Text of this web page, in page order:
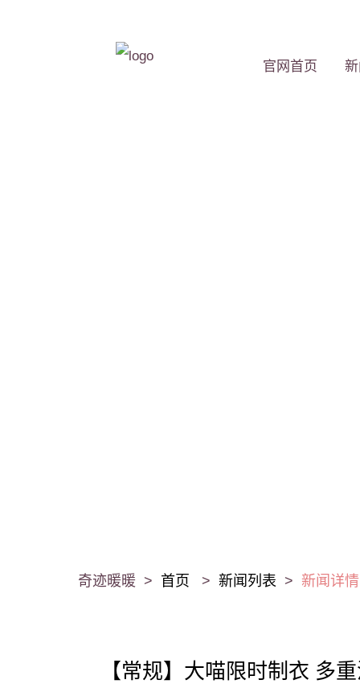
官网首页
奇迹暖暖 > 首页 > 新闻列表 > 新闻详情
【常规】大喵限时制衣 多